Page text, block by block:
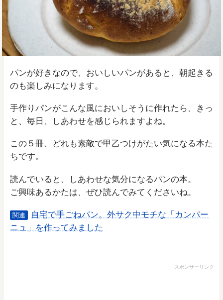
パンが好きなので、おいしいパンがあると、朝起きる
のも楽しみになります。
手作りパンがこんな風においしそうに作れたら、きっ
と、毎日、しあわせを感じられますよね。
この５冊、どれも素敵で甲乙つけがたい気になる本た
ちです。
読んでいると、しあわせな気分になるパンの本。
ご興味あるかたは、ぜひ読んでみてくださいね。
関連
自宅で手ごねパン。外サク中モチな「カンパー
ニュ」を作ってみました
スポンサーリンク